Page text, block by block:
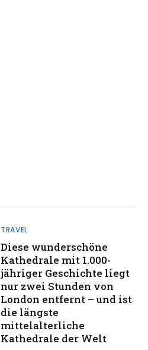
TRAVEL
Diese wunderschöne
Kathedrale mit 1.000-
jähriger Geschichte liegt
nur zwei Stunden von
London entfernt – und ist
die längste
mittelalterliche
Kathedrale der Welt